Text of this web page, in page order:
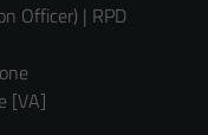
Officer) | RPD
[VA]